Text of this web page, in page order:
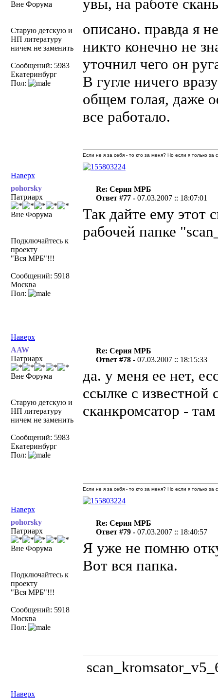
Вне Форума
Старую детскую и
НП литературу
ничем не заменить
Сообщений: 5983
Екатеринбург
Пол:
увы, на работе
описано. правда я
никто конечно не
уточнил чего он
В гугле ничего
общем голая, даже
все работало.
Наверх
Если не я за себя - то кто за меня? Но если я только
pohorsky
Патриарх
Вне Форума
Подключайтесь к
проекту
"Вся МРБ"!!!
Сообщений: 5918
Москва
Пол:
Re: Серия МРБ
Ответ #77 -07.03.2007 :: 18:07:01
Так дайте ему этот
рабочей папке
Наверх
AAW
Патриарх
Вне Форума
Старую детскую и
НП литературу
ничем не заменить
Сообщений: 5983
Екатеринбург
Пол:
Re: Серия МРБ
Ответ #78 -07.03.2007 :: 18:15:33
да. у меня ее нет,
ссылке с
сканкромсатор -
Наверх
Если не я за себя - то кто за меня? Но если я только
pohorsky
Патриарх
Вне Форума
Подключайтесь к
проекту
"Вся МРБ"!!!
Сообщений: 5918
Москва
Пол:
Re: Серия МРБ
Ответ #79 -07.03.2007 :: 18:40:57
Я уже не помню
Вот вся папка.
Наверх